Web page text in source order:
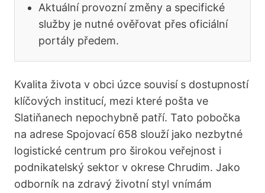
Aktuální provozní změny a specifické
služby je nutné ověřovat přes oficiální
portály předem.
Kvalita života v obci úzce souvisí s dostupností
klíčových institucí, mezi které pošta ve
Slatiňanech nepochybně patří. Tato pobočka
na adrese Spojovací 658 slouží jako nezbytné
logistické centrum pro širokou veřejnost i
podnikatelský sektor v okrese Chrudim. Jako
odborník na zdravý životní styl vnímám